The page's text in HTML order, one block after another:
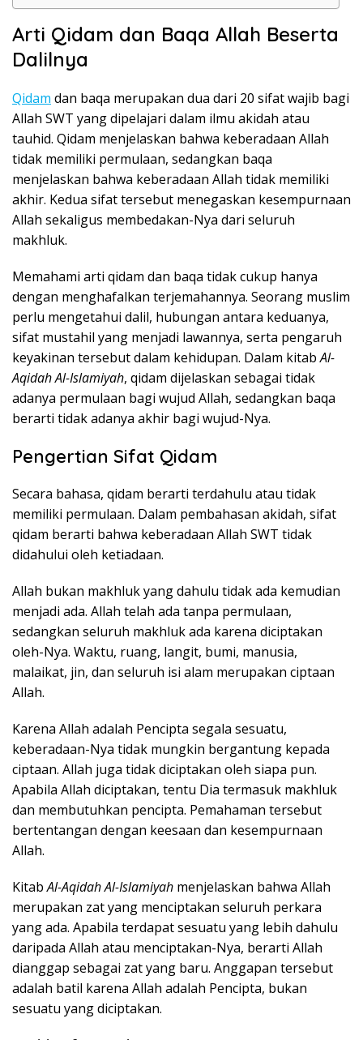
Arti Qidam dan Baqa Allah Beserta
Dalilnya
Qidam dan baqa merupakan dua dari 20 sifat wajib bagi
Allah SWT yang dipelajari dalam ilmu akidah atau
tauhid. Qidam menjelaskan bahwa keberadaan Allah
tidak memiliki permulaan, sedangkan baqa
menjelaskan bahwa keberadaan Allah tidak memiliki
akhir. Kedua sifat tersebut menegaskan kesempurnaan
Allah sekaligus membedakan-Nya dari seluruh
makhluk.
Memahami arti qidam dan baqa tidak cukup hanya
dengan menghafalkan terjemahannya. Seorang muslim
perlu mengetahui dalil, hubungan antara keduanya,
sifat mustahil yang menjadi lawannya, serta pengaruh
keyakinan tersebut dalam kehidupan. Dalam kitabAl-
Aqidah Al-Islamiyah, qidam dijelaskan sebagai tidak
adanya permulaan bagi wujud Allah, sedangkan baqa
berarti tidak adanya akhir bagi wujud-Nya.
Pengertian Sifat Qidam
Secara bahasa, qidam berarti terdahulu atau tidak
memiliki permulaan. Dalam pembahasan akidah, sifat
qidam berarti bahwa keberadaan Allah SWT tidak
didahului oleh ketiadaan.
Allah bukan makhluk yang dahulu tidak ada kemudian
menjadi ada. Allah telah ada tanpa permulaan,
sedangkan seluruh makhluk ada karena diciptakan
oleh-Nya. Waktu, ruang, langit, bumi, manusia,
malaikat, jin, dan seluruh isi alam merupakan ciptaan
Allah.
Karena Allah adalah Pencipta segala sesuatu,
keberadaan-Nya tidak mungkin bergantung kepada
ciptaan. Allah juga tidak diciptakan oleh siapa pun.
Apabila Allah diciptakan, tentu Dia termasuk makhluk
dan membutuhkan pencipta. Pemahaman tersebut
bertentangan dengan keesaan dan kesempurnaan
Allah.
KitabAl-Aqidah Al-Islamiyah menjelaskan bahwa Allah
merupakan zat yang menciptakan seluruh perkara
yang ada. Apabila terdapat sesuatu yang lebih dahulu
daripada Allah atau menciptakan-Nya, berarti Allah
dianggap sebagai zat yang baru. Anggapan tersebut
adalah batil karena Allah adalah Pencipta, bukan
sesuatu yang diciptakan.